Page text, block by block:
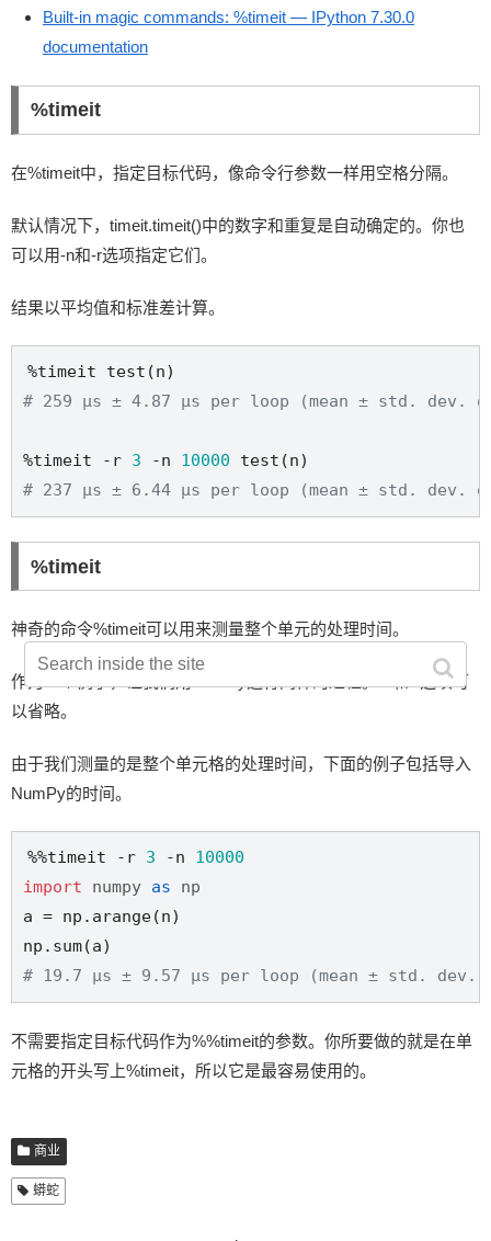
Built-in magic commands: %timeit — IPython 7.30.0
documentation
%timeit
在%timeit中，指定目标代码，像命令行参数一样用空格分隔。
默认情况下，timeit.timeit()中的数字和重复是自动确定的。你也
可以用-n和-r选项指定它们。
结果以平均值和标准差计算。
# 259 µs ± 4.87 µs per loop (mean ± std. dev.
%timeit -r 3 -n 10000
# 237 µs ± 6.44 µs per loop (mean ± std. dev.
%timeit
神奇的命令%timeit可以用来测量整个单元的处理时间。
作为一个例子，让我们用NumPy运行同样的过程。-n和-r选项可
以省略。
由于我们测量的是整个单元格的处理时间，下面的例子包括导入
NumPy的时间。
%%timeit -r 3 -n 10000
import
numpy as
np
a = np.arange(n)
# 19.7 µs ± 9.57 µs per loop (mean ± std. dev.
不需要指定目标代码作为%%timeit的参数。你所要做的就是在单
元格的开头写上%timeit，所以它是最容易使用的。
商业
蟒蛇